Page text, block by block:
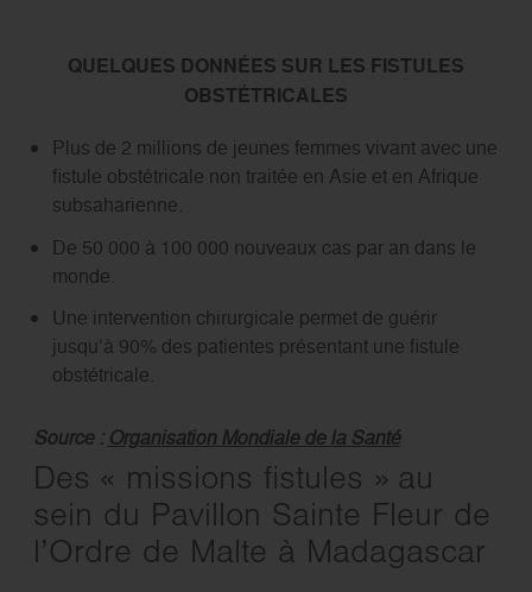
QUELQUES DONNÉES SUR LES FISTULES
OBSTÉTRICALES
Plus de 2 millions de jeunes femmes vivant avec une
fistule obstétricale non traitée en Asie et en Afrique
subsaharienne.
De 50 000 à 100 000 nouveaux cas par an dans le
monde.
Une intervention chirurgicale permet de guérir
jusqu’à 90% des patientes présentant une fistule
obstétricale.
Source : Organisation Mondiale de la Santé
Des « missions fistules » au
sein du Pavillon Sainte Fleur de
l’Ordre de Malte à Madagascar